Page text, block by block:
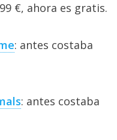
€, ahora es gratis.
: antes costaba
: antes costaba